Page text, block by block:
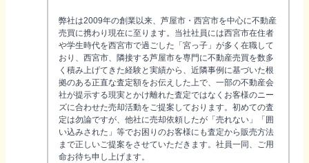
弊社は2009年の創業以来、芦屋市・西宮市を中心に不動産
売買に携わり現在に至ります。当社社員には西宮市在住者
や学生時代を西宮市で過ごした「宮っ子」が多く在職して
おり、西宮市、隣接する芦屋市を専門に不動産売買を数多
く積み上げてきた経験と実績から、近隣事例に基づいた根
拠のある正直な査定額をお伝えした上で、一部の不動産会
社が提示する現実とかけ離れた査定ではなくお客様のニー
ズに合わせた売却活動をご提案しております。初めての査
定は勿論ですが、他社に売却依頼したが「売れない」「囲
い込みされた」等でお困りのお客様にも査定から販売方法
まで正しいご提案をさせていただきます。社員一同、ご用
命お待ち申し上げます。